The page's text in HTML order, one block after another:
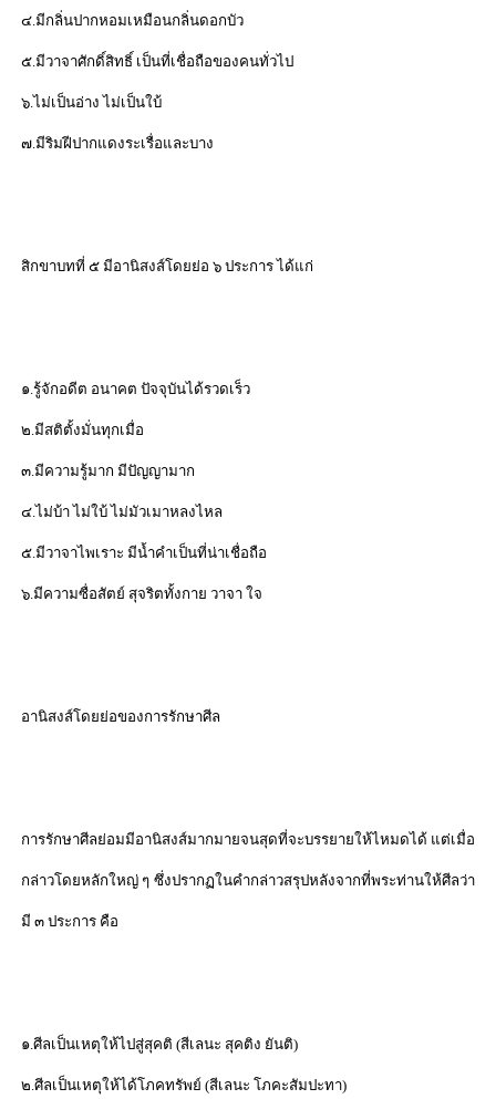
๔.มีกลิ่นปากหอมเหมือนกลิ่นดอกบัว
๕.มีวาจาศักดิ์สิทธิ์ เป็นที่เชื่อถือของคนทั่วไป
๖.ไม่เป็นอ่าง ไม่เป็นใบ้
๗.มีริมฝีปากแดงระเรื่อและบาง
สิกขาบทที่ ๕ มีอานิสงส์โดยย่อ ๖ ประการ ได้แก่
๑.รู้จักอดีต อนาคต ปัจจุบันได้รวดเร็ว
๒.มีสติตั้งมั่นทุกเมื่อ
๓.มีความรู้มาก มีปัญญามาก
๔.ไม่บ้า ไม่ใบ้ ไม่มัวเมาหลงไหล
๕.มีวาจาไพเราะ มีน้ำคำเป็นที่น่าเชื่อถือ
๖.มีความซื่อสัตย์ สุจริตทั้งกาย วาจา ใจ
อานิสงส์โดยย่อของการรักษาศีล
การรักษาศีลย่อมมีอานิสงส์มากมายจนสุดที่จะบรรยายให้ไหมดได้ แต่เมื่อ
กล่าวโดยหลักใหญ่ ๆ ซึ่งปรากฏในคำกล่าวสรุปหลังจากที่พระท่านให้ศีลว่า
มี ๓ ประการ คือ
๑.ศีลเป็นเหตุให้ไปสู่สุคติ (สีเลนะ สุคติง ยันติ)
๒.ศีลเป็นเหตุให้ได้โภคทรัพย์ (สีเลนะ โภคะสัมปะทา)